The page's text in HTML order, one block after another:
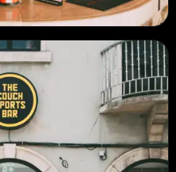
SODRÉ
certo para transformar
noite de Mundial.